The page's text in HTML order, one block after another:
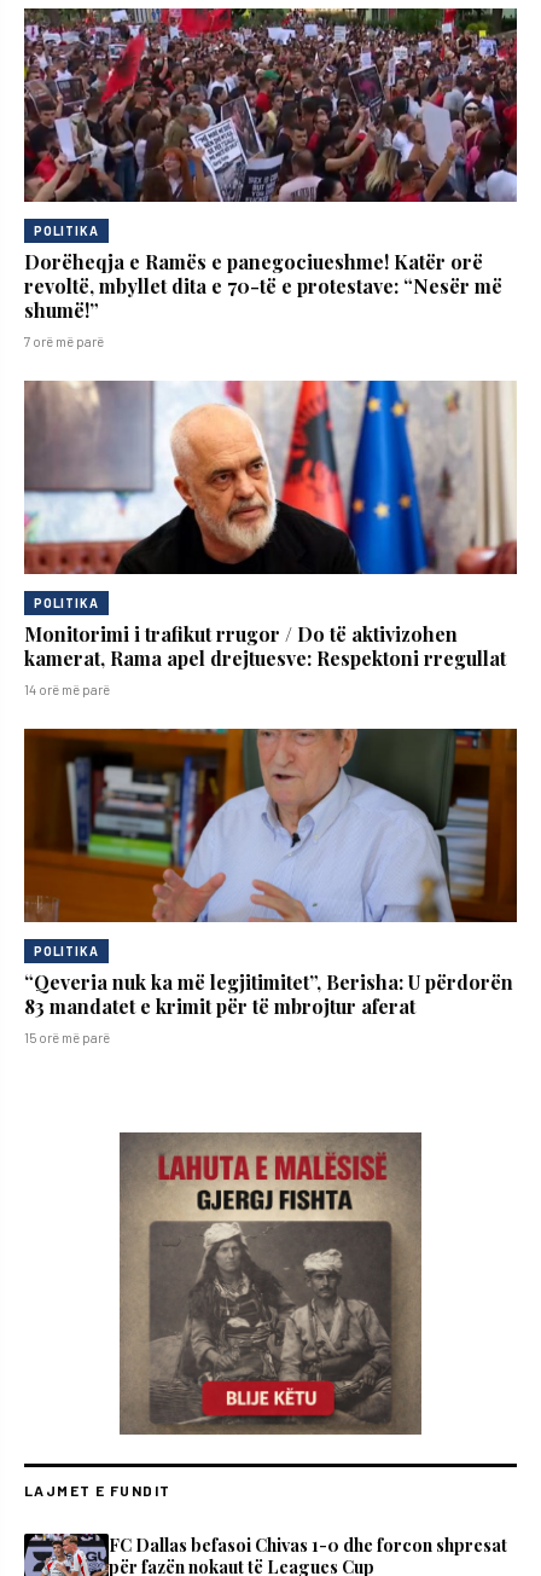
POLITIKA
Dorëheqja e Ramës e panegociueshme! Katër orë
revoltë, mbyllet dita e 70-të e protestave: “Nesër më
shumë!”
7 orë më parë
POLITIKA
Monitorimi i trafikut rrugor / Do të aktivizohen
kamerat, Rama apel drejtuesve: Respektoni rregullat
14 orë më parë
POLITIKA
“Qeveria nuk ka më legjitimitet”, Berisha: U përdorën
83 mandatet e krimit për të mbrojtur aferat
15 orë më parë
LAJMET E FUNDIT
FC Dallas befasoi Chivas 1-0 dhe forcon shpresat
për fazën nokaut të Leagues Cup